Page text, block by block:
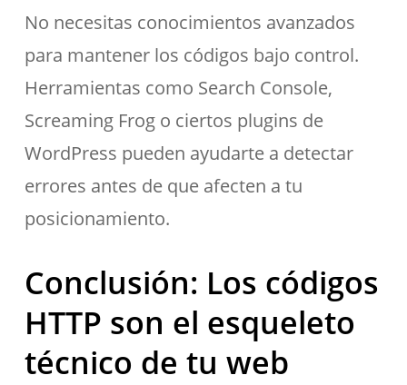
No necesitas conocimientos avanzados
para mantener los códigos bajo control.
Herramientas como Search Console,
Screaming Frog o ciertos plugins de
WordPress pueden ayudarte a detectar
errores antes de que afecten a tu
posicionamiento.
Conclusión: Los códigos
HTTP son el esqueleto
técnico de tu web